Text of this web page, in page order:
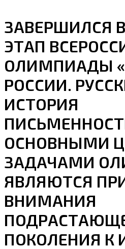
ЗАВЕРШИЛСЯ
ЭТАП
ОЛИМПИАДЫ
РОССИИ.
ИСТОРИЯ
ОСНОВНЫМИ
ЗАДАЧАМИ
ЯВЛЯЮТСЯ
ВНИМАНИЯ
ПОКОЛЕНИЯ К